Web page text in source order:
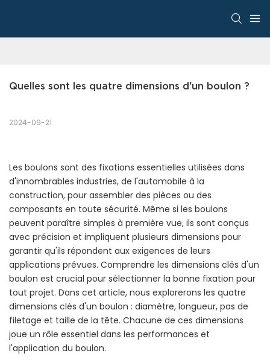
Quelles sont les quatre dimensions d'un boulon ?
2024-09-21
Les boulons sont des fixations essentielles utilisées dans
d'innombrables industries, de l'automobile à la
construction, pour assembler des pièces ou des
composants en toute sécurité. Même si les boulons
peuvent paraître simples à première vue, ils sont conçus
avec précision et impliquent plusieurs dimensions pour
garantir qu'ils répondent aux exigences de leurs
applications prévues. Comprendre les dimensions clés d'un
boulon est crucial pour sélectionner la bonne fixation pour
tout projet. Dans cet article, nous explorerons les quatre
dimensions clés d'un boulon : diamètre, longueur, pas de
filetage et taille de la tête. Chacune de ces dimensions
joue un rôle essentiel dans les performances et
l'application du boulon.